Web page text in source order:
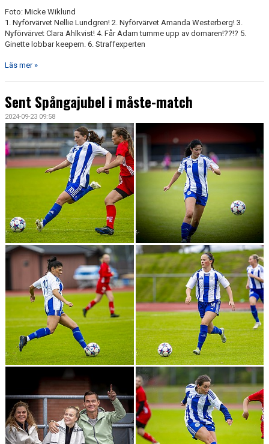
Foto: Micke Wiklund
1. Nyförvärvet Nellie Lundgren! 2. Nyförvärvet Amanda Westerberg! 3.
Nyförvärvet Clara Ahlkvist! 4. Får Adam tumme upp av domaren!??!? 5.
Ginette lobbar keepern. 6. Straffexperten
Läs mer »
Sent Spångajubel i måste-match
2024-09-23 09:58